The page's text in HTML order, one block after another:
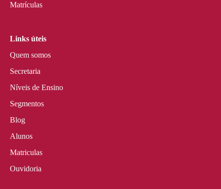
Matrículas
Links úteis
Quem somos
Secretaria
Níveis de Ensino
Segmentos
Blog
Alunos
Matriculas
Ouvidoria